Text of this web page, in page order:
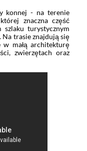
konnej - na terenie
znaczna część
szlaku turystycznym
Na trasie znajdują się
w małą architekturę
zwierzętach oraz